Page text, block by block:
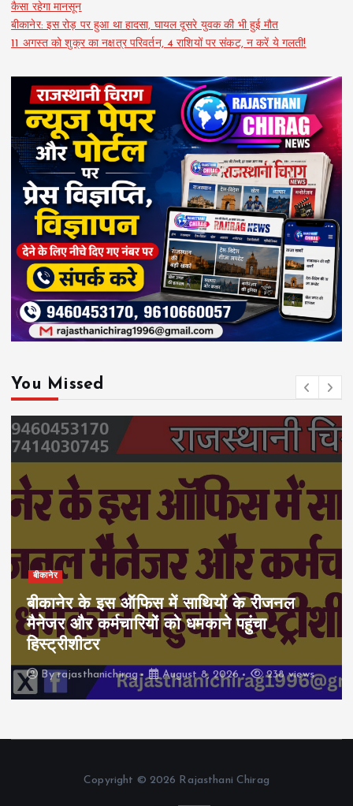
कैसा रहेगा मानसून
बीकानेर: इस रोड़ पर हुआ था हादसा, घायल दूसरे युवक की भी हुई मौत
11 अगस्त को शुक्र का नक्षत्र परिवर्तन, 4 राशियों पर संकट, न करें ये गलती!
You Missed
बीकानेर
बीकानेर के इस ऑफिस में साथियों के रीजनल
मैनेजर और कर्मचारियों को धमकाने पहुंचा
हिस्ट्रीशीटर
Byrajasthanichirag August 8, 2026 238 views
Copyright © 2026 Rajasthani Chirag